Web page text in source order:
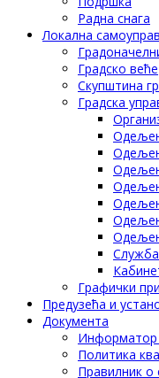
Радна снага
Локална
Градско веће
Скупштина
Градска
Графички
Предузећа и
Документа
Информатор
Политика
Правилник о